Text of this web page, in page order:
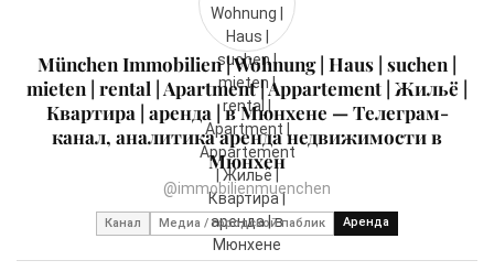
München Immobilien | Wohnung | Haus | suchen |
mieten | rental | Apartment | Appartement | Жильё |
Квартира | аренда | в Мюнхене — Телеграм-
канал, аналитика аренда недвижимости в
Мюнхен
@immobilienmuenchen
Канал Медиа / городской паблик Аренда